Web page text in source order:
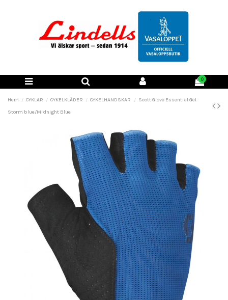
0
Hem CYKLAR CYKELKLÄDER CYKELHANDSKAR
Scott Glove Essential Gel
Storm blue/Midnight Blue